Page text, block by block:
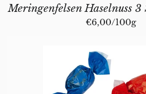
Meringenfelsen Haselnuss 3
Unit price
€6,00/per
100g